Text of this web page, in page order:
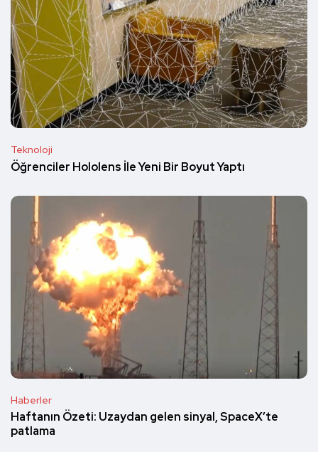
Teknoloji
Öğrenciler Hololens İle Yeni Bir Boyut Yaptı
Haberler
Haftanın Özeti: Uzaydan gelen sinyal, SpaceX’te
patlama